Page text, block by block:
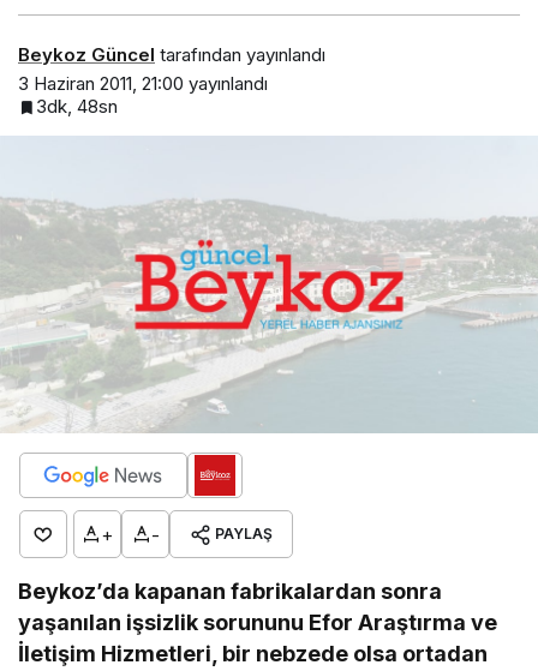
Beykoz Güncel tarafından yayınlandı
3 Haziran 2011, 21:00 yayınlandı
3dk, 48sn
+ - PAYLAŞ
Beykoz’da kapanan fabrikalardan sonra
yaşanılan işsizlik sorununu Efor Araştırma ve
İletişim Hizmetleri, bir nebzede olsa ortadan